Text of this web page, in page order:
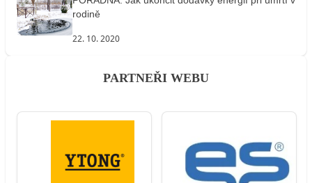
rodině
22. 10. 2020
PARTNEŘI WEBU